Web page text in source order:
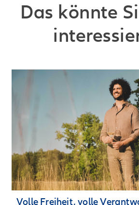
Das könnte
Volle Freiheit, volle